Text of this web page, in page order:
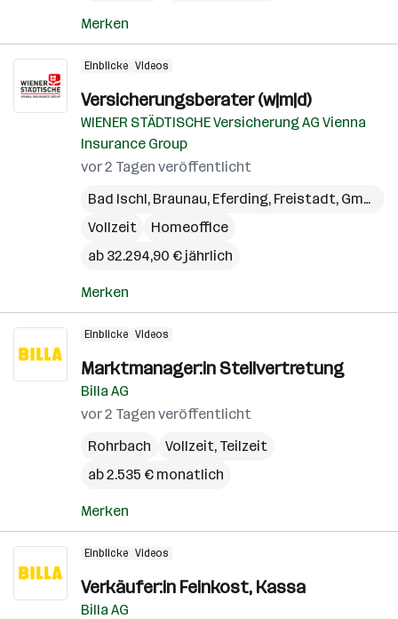
Merken
Einblicke Videos
Versicherungsberater (w|m|d)
WIENER STÄDTISCHE Versicherung AG Vienna
Insurance Group
vor 2 Tagen veröffentlicht
Bad Ischl, Braunau, Eferding, Freistadt, Gmunden
Vollzeit
Homeoffice
ab 32.294,90 € jährlich
Merken
Einblicke Videos
Marktmanager:in Stellvertretung
Billa AG
vor 2 Tagen veröffentlicht
Rohrbach
Vollzeit, Teilzeit
ab 2.535 € monatlich
Merken
Einblicke Videos
Verkäufer:in Feinkost, Kassa
Billa AG